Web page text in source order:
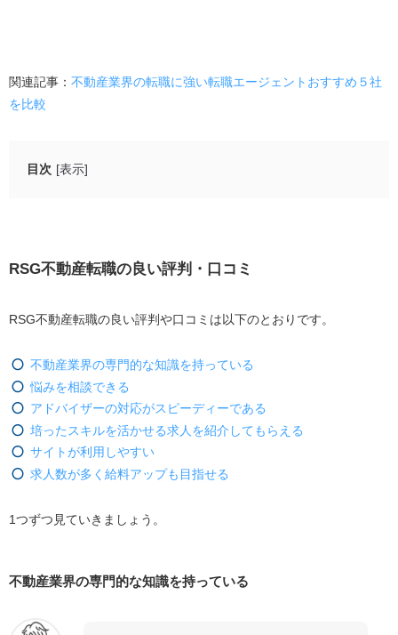
関連記事： 不動産業界の転職に強い転職エージェントおすすめ５社
を比較
目次 [表示]
転職の悩みを相談できる
培ったスキルを活かせる求人を紹介してもらえる
求人数が多く給料アップも目指せる
RSG不動産転職の悪い評判・口コミ
求人の地域に偏りがある
連絡回数が多く、夜にかかってくることもある
がある
不動産業界に精通したキャリアコンサルタントに対
応してもらえる
RSG不動産転職の良い評判・口コミ
RSG不動産転職の良い評判や口コミは以下のとおりです。
不動産業界の専門的な知識を持っている
悩みを相談できる
アドバイザーの対応がスピーディーである
培ったスキルを活かせる求人を紹介してもらえる
サイトが利用しやすい
求人数が多く給料アップも目指せる
1つずつ見ていきましょう。
不動産業界の専門的な知識を持っている